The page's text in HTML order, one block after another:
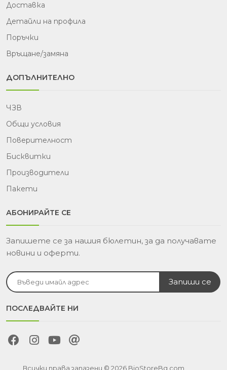
Доставка
Детайли на профила
Поръчки
Връщане/замяна
ДОПЪЛНИТЕЛНО
ЧЗВ
Общи условия
Поверителност
Бисквитки
Производители
Пакети
АБОНИРАЙТЕ СЕ
Запишете се за нашия бюлетин, за да получавате
новини и оферти.
ПОСЛЕДВАЙТЕ НИ
Всички права запазени © 2026 BioStoreBg.com